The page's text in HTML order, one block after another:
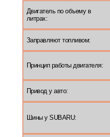
Двигатель по объему в
литрах:
Заправляют топливом:
Принцип работы двигателя:
Привод у авто:
Шины у SUBARU: